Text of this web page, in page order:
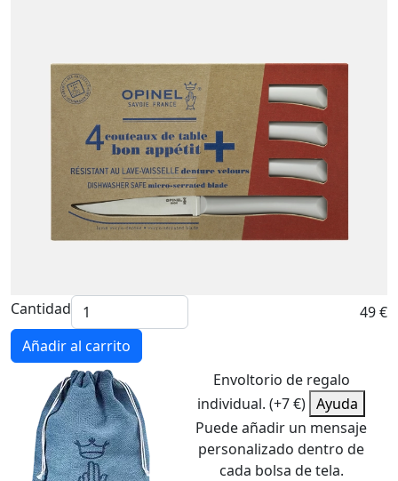
Cantidad
49 €
Añadir al carrito
Envoltorio de regalo
individual. (+7 €) Ayuda
Puede añadir un mensaje
personalizado dentro de
cada bolsa de tela.